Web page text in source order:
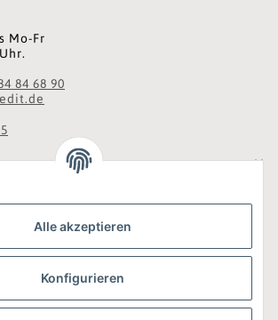
Alle akzeptieren
Konfigurieren
Mo-Fr
84 68 90
für individuelles Design.
Möbel und Accessoires, neue und